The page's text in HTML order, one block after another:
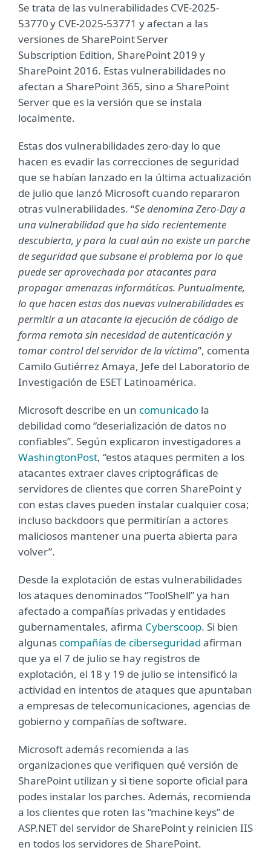
Se trata de las vulnerabilidades CVE-2025-
53770 y CVE-2025-53771 y afectan a las
versiones de SharePoint Server
Subscription Edition, SharePoint 2019 y
SharePoint 2016. Estas vulnerabilidades no
afectan a SharePoint 365, sino a SharePoint
Server que es la versión que se instala
localmente.
Estas dos vulnerabilidades zero-day lo que
hacen es evadir las correcciones de seguridad
que se habían lanzado en la última actualización
de julio que lanzó Microsoft cuando repararon
otras vulnerabilidades. “Se denomina Zero-Day a
una vulnerabilidad que ha sido recientemente
descubierta, y para la cual aún no existe un parche
de seguridad que subsane el problema por lo que
puede ser aprovechada por atacantes para
propagar amenazas informáticas. Puntualmente,
lo que hacen estas dos nuevas vulnerabilidades es
permitir a un atacante la ejecución de código de
forma remota sin necesidad de autenticación y
tomar control del servidor de la víctima”, comenta
Camilo Gutiérrez Amaya, Jefe del Laboratorio de
Investigación de ESET Latinoamérica.
Microsoft describe en un comunicado la
debilidad como “deserialización de datos no
confiables”. Según explicaron investigadores a
WashingtonPost, “estos ataques permiten a los
atacantes extraer claves criptográficas de
servidores de clientes que corren SharePoint y
con estas claves pueden instalar cualquier cosa;
incluso backdoors que permitirían a actores
maliciosos mantener una puerta abierta para
volver”.
Desde la explotación de estas vulnerabilidades
los ataques denominados “ToolShell” ya han
afectado a compañías privadas y entidades
gubernamentales, afirma Cyberscoop. Si bien
algunas compañías de ciberseguridad afirman
que ya el 7 de julio se hay registros de
explotación, el 18 y 19 de julio se intensificó la
actividad en intentos de ataques que apuntaban
a empresas de telecomunicaciones, agencias de
gobierno y compañías de software.
Microsoft además recomienda a las
organizaciones que verifiquen qué versión de
SharePoint utilizan y si tiene soporte oficial para
podes instalar los parches. Además, recomienda
a los clientes que roten las “machine keys” de
ASP.NET del servidor de SharePoint y reinicien IIS
en todos los servidores de SharePoint.